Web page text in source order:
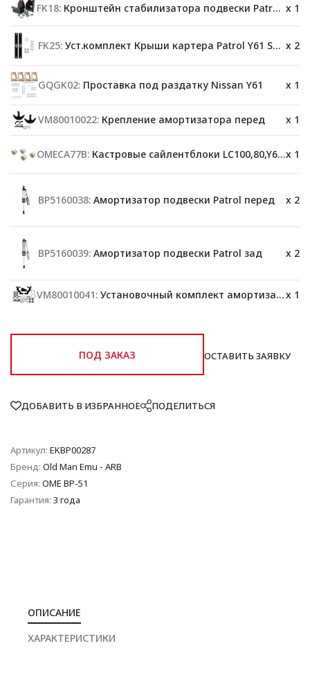
FK18:Кронштейн стабилизатора подвески Patrol Y61 x 1
FK25:Уст.комплект Крыши картера Patrol Y61 SWB x 2
GQGK02: Проставка под раздатку Nissan Y61 x 1
VM80010022: Крепление амортизатора перед x 1
OMECA77B: Кастровые сайлентблоки LC100,80,Y60,78 x 1
BP5160038: Амортизатор подвески Patrol перед x 2
BP5160039: Амортизатор подвески Patrol зад x 2
VM80010041:Установочный комплект амортизатора x 1
ПОД ЗАКАЗ ОСТАВИТЬ ЗАЯВКУ
ДОБАВИТЬ В ИЗБРАННОЕ ПОДЕЛИТЬСЯ
Артикул: EKBP00287
Бренд: Old Man Emu - ARB
Серия: OME BP-51
Гарантия: 3 года
ОПИСАНИЕ
ХАРАКТЕРИСТИКИ